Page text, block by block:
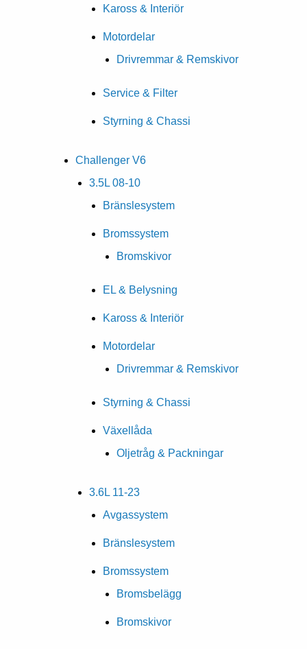
Kaross & Interiör
Motordelar
Drivremmar & Remskivor
Service & Filter
Styrning & Chassi
Challenger V6
3.5L 08-10
Bränslesystem
Bromssystem
Bromskivor
EL & Belysning
Kaross & Interiör
Motordelar
Drivremmar & Remskivor
Styrning & Chassi
Växellåda
Oljetråg & Packningar
3.6L 11-23
Avgassystem
Bränslesystem
Bromssystem
Bromsbelägg
Bromskivor